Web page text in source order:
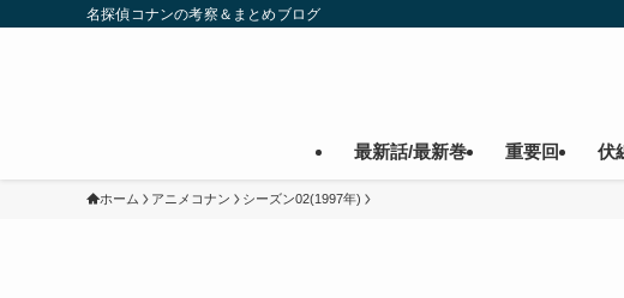
名探偵コナンの考察＆まとめブログ
最新話/最新巻 重要回 伏
ホーム アニメコナン シーズン02(1997年)